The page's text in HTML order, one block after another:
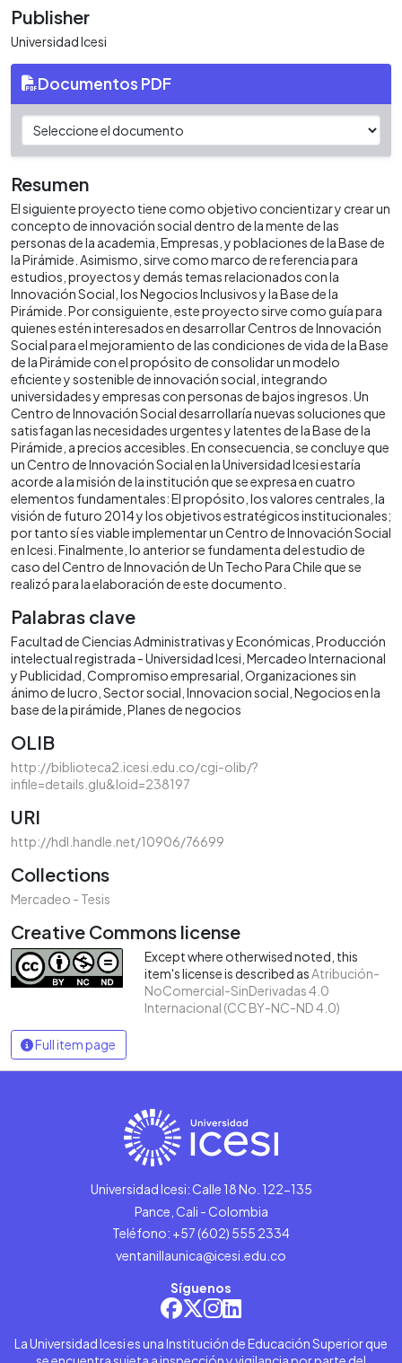
Publisher
Universidad Icesi
Documentos PDF
Resumen
El siguiente proyecto tiene como objetivo concientizar y crear un
concepto de innovación social dentro de la mente de las
personas de la academia, Empresas, y poblaciones de la Base de
la Pirámide. Asimismo, sirve como marco de referencia para
estudios, proyectos y demás temas relacionados con la
Innovación Social, los Negocios Inclusivos y la Base de la
Pirámide. Por consiguiente, este proyecto sirve como guía para
quienes estén interesados en desarrollar Centros de Innovación
Social para el mejoramiento de las condiciones de vida de la Base
de la Pirámide con el propósito de consolidar un modelo
eficiente y sostenible de innovación social, integrando
universidades y empresas con personas de bajos ingresos. Un
Centro de Innovación Social desarrollaría nuevas soluciones que
satisfagan las necesidades urgentes y latentes de la Base de la
Pirámide, a precios accesibles. En consecuencia, se concluye que
un Centro de Innovación Social en la Universidad Icesi estaría
acorde a la misión de la institución que se expresa en cuatro
elementos fundamentales: El propósito, los valores centrales, la
visión de futuro 2014 y los objetivos estratégicos institucionales;
por tanto sí es viable implementar un Centro de Innovación Social
en Icesi. Finalmente, lo anterior se fundamenta del estudio de
caso del Centro de Innovación de Un Techo Para Chile que se
realizó para la elaboración de este documento.
Palabras clave
Facultad de Ciencias Administrativas y Económicas Producción
intelectual registrada - Universidad Icesi Mercadeo Internacional
y Publicidad Compromiso empresarial Organizaciones sin
ánimo de lucro Sector social Innovacion social Negocios en la
base de la pirámide Planes de negocios
OLIB
http://biblioteca2.icesi.edu.co/cgi-olib/?
infile=details.glu&loid=238197
URI
http://hdl.handle.net/10906/76699
Collections
Mercadeo - Tesis
Creative Commons license
Except where otherwised noted, this
item's license is described asAtribución-
NoComercial-SinDerivadas 4.0
Internacional (CC BY-NC-ND 4.0)
Full item page
Universidad Icesi: Calle 18 No. 122-135
Pance, Cali - Colombia
Teléfono: +57 (602) 555 2334
ventanillaunica@icesi.edu.co
Síguenos
La Universidad Icesi es una Institución de Educación Superior que